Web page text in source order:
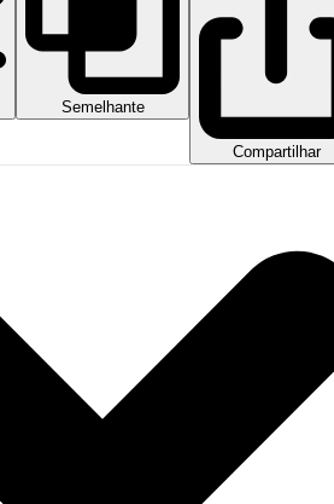
Semelhante
Compartilhar